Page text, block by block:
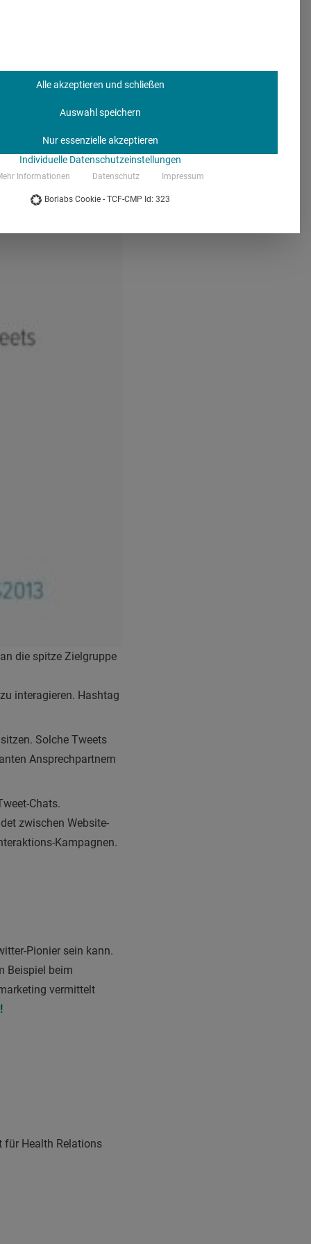
2
die spitze Zielgruppe
interagieren. Hashtag
Solche Tweets
Ansprechpartnern
Chats.
zwischen Website-
Kampagnen.
Pionier sein kann.
Beispiel beim
vermittelt
für Health Relations
Alle akzeptieren und schließen
Auswahl speichern
Nur essenzielle akzeptieren
Individuelle Datenschutzeinstellungen
Informationen Datenschutz Impressum
Borlabs Cookie - TCF-CMP Id: 323